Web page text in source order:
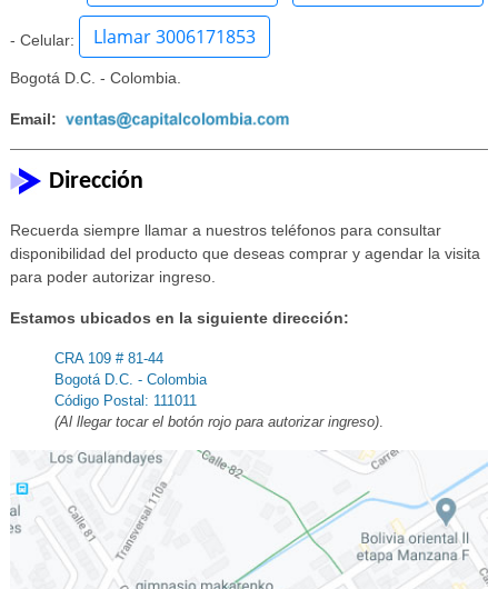
- Celular: Llamar 3006171853
Bogotá D.C. - Colombia.
Email:
Dirección
Recuerda siempre llamar a nuestros teléfonos para consultar
disponibilidad del producto que deseas comprar y agendar la visita
para poder autorizar ingreso.
Estamos ubicados en la siguiente dirección:
CRA 109 # 81-44
Bogotá D.C. - Colombia
Código Postal: 111011
(Al llegar tocar el botón rojo para autorizar ingreso).